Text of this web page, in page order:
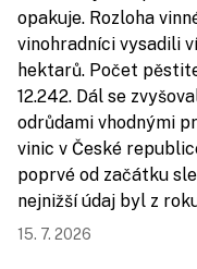
opakuje. Rozloha
vinohradníci vysadili
hektarů. Počet
12.242. Dál se
odrůdami vhodnými
vinic v České
poprvé od začátku
nejnižší údaj byl z
15. 7. 2026